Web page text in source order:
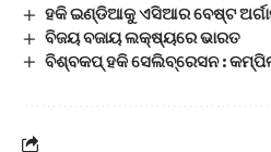
ହକି ଇଣ୍ଡିଆକୁ ଏସିଆର ବେଷ୍ଟ
ବିଜୟ ବଜାୟ ଲକ୍ଷ୍ୟରେ ଭାରତ
ବିଶ୍ବକପ୍‌ ହକି ସେଲିବ୍ରେସନ : କମ୍ପିଲା